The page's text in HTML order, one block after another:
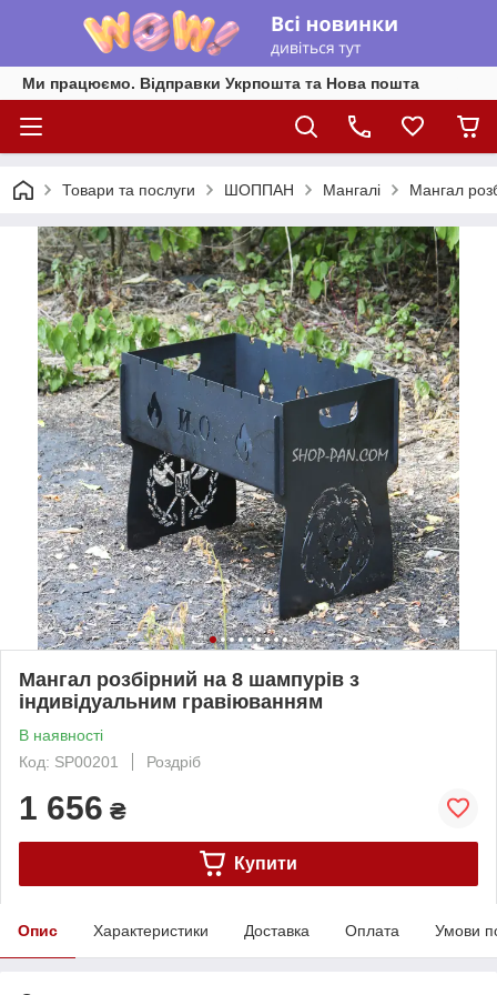
Ми працюємо. Відправки Укрпошта та Нова пошта
Товари та послуги ШОППАН Мангалі Мангал
Мангал розбірний на 8 шампурів з
індивідуальним гравіюванням
В наявності
Код: SP00201
Роздріб
1 656 ₴
Купити
Опис Характеристики Доставка Оплата Умови